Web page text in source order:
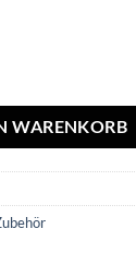
WARENKORB